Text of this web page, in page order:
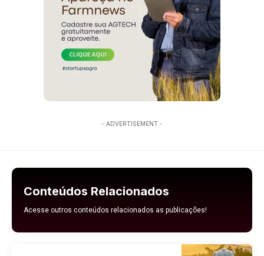
- ADVERTISEMENT -
Conteúdos Relacionados
Acesse outros conteúdos relacionados as publicações!